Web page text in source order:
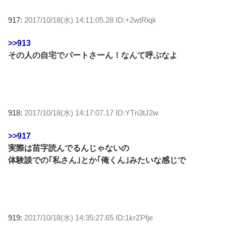
917: 2017/10/18(水) 14:11:05.28 ID:+2wtRiqk
>>913
その人の自宅でパートさーん！なんて呼ぶなよ
918: 2017/10/18(水) 14:17:07.17 ID:YTn3tJ2w
>>917
実際は苗字読んでるんじゃないの
体験談での｢私さん｣とか｢俺くん｣みたいな感じで
919: 2017/10/18(水) 14:35:27.65 ID:1krZPfje